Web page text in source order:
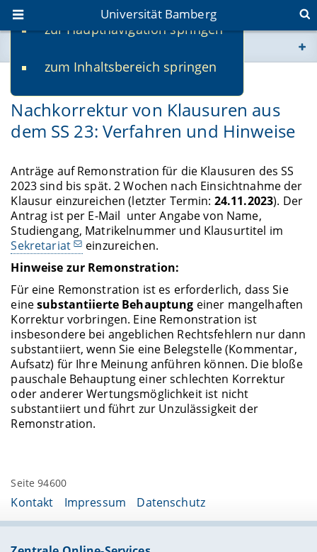
zur Hauptnavigation springen
zum Inhaltsbereich springen
Universität Bamberg
www.uni-bamberg.de
univis.uni-bamberg.de
Nachkorrektur von Klausuren aus
dem SS 23: Verfahren und Hinweise
Anträge auf Remonstration für die Klausuren des SS
2023 sind bis spät. 2 Wochen nach Einsichtnahme der
Klausur einzureichen (letzter Termin: 24.11.2023). Der
Antrag ist per E-Mail unter Angabe von Name,
Studiengang, Matrikelnummer und Klausurtitel im
Sekretariat
einzureichen.
Hinweise zur Remonstration:
Für eine Remonstration ist es erforderlich, dass Sie
einesubstantiierte Behauptung einer mangelhaften
Korrektur vorbringen. Eine Remonstration ist
insbesondere bei angeblichen Rechtsfehlern nur dann
substantiiert, wenn Sie eine Belegstelle (Kommentar,
Aufsatz) für Ihre Meinung anführen können. Die bloße
pauschale Behauptung einer schlechten Korrektur
oder anderer Wertungsmöglichkeit ist nicht
substantiiert und führt zur Unzulässigkeit der
Remonstration.
Seite 94600
Kontakt Impressum Datenschutz